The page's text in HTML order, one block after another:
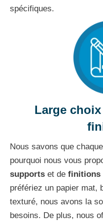
spécifiques.
Large
Nous savons que
pourquoi nous vous
supports et de finitions
préfériez un papier mat,
texturé, nous avons la
besoins. De plus, nous